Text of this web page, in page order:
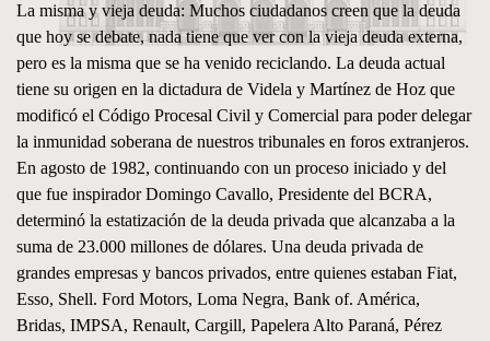
La misma y vieja deuda: Muchos ciudadanos creen que la deuda
que hoy se debate, nada tiene que ver con la vieja deuda externa,
pero es la misma que se ha venido reciclando. La deuda actual
tiene su origen en la dictadura de Videla y Martínez de Hoz que
modificó el Código Procesal Civil y Comercial para poder delegar
la inmunidad soberana de nuestros tribunales en foros extranjeros.
En agosto de 1982, continuando con un proceso iniciado y del
que fue inspirador Domingo Cavallo, Presidente del BCRA,
determinó la estatización de la deuda privada que alcanzaba a la
suma de 23.000 millones de dólares. Una deuda privada de
grandes empresas y bancos privados, entre quienes estaban Fiat,
Esso, Shell. Ford Motors, Loma Negra, Bank of. América,
Bridas, IMPSA, Renault, Cargill, Papelera Alto Paraná, Pérez